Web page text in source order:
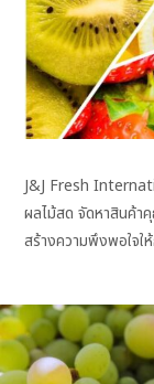
J&J Fresh
ผลไม้สด จัดหาสินค้า
สร้างความพึงพอใจใ